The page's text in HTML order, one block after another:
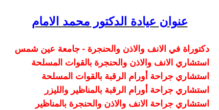
عنوان عيادة الدكتور محمد الامام
دكتوراة في الانف والاذن والحنجرة - جامعة عين شمس
استشاري الانف والاذن والحنجرة بالقوات المسلحة
استشاري جراحة أورام الرقبة بالقوات المسلحة
استشاري جراحة أورام الرقبة بالمناظير والليزر
استشاري جراحة الانف والاذن والحنجرة بالمناظير